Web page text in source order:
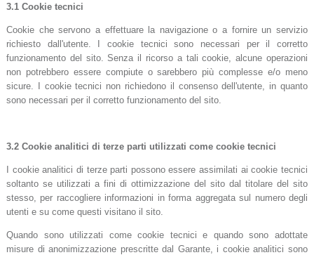
3.1 Cookie tecnici
Cookie che servono a effettuare la navigazione o a fornire un servizio
richiesto dall'utente. I cookie tecnici sono necessari per il corretto
funzionamento del sito. Senza il ricorso a tali cookie, alcune operazioni
non potrebbero essere compiute o sarebbero più complesse e/o meno
sicure. I cookie tecnici non richiedono il consenso dell'utente, in quanto
sono necessari per il corretto funzionamento del sito.
3.2 Cookie analitici di terze parti utilizzati come cookie tecnici
I cookie analitici di terze parti possono essere assimilati ai cookie tecnici
soltanto se utilizzati a fini di ottimizzazione del sito dal titolare del sito
stesso, per raccogliere informazioni in forma aggregata sul numero degli
utenti e su come questi visitano il sito.
Quando sono utilizzati come cookie tecnici e quando sono adottate
misure di anonimizzazione prescritte dal Garante, i cookie analitici sono